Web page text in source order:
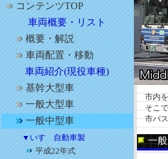
コンテンツTOP
車両概要・リスト
概要・解説
車両配置・移動
車両紹介(現役車種)
基幹大型車
一般大型車
一般中型車
▼いすゞ自動車製
平成22年式
市内を
そこで
市バス
一般